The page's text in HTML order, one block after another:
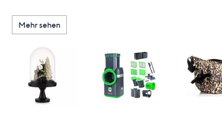
Mehr sehen